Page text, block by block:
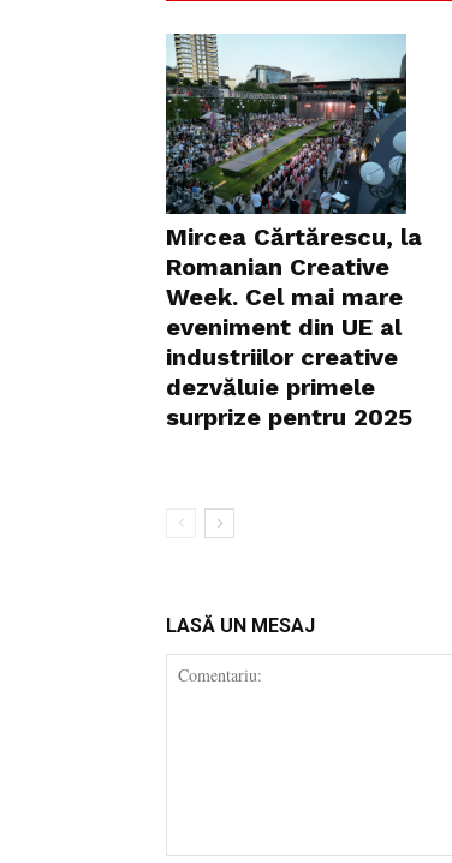
Mircea Cărtărescu, la
Romanian Creative
Week. Cel mai mare
eveniment din UE al
industriilor creative
dezvăluie primele
surprize pentru 2025
LASĂ UN MESAJ